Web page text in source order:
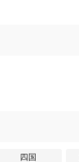
四国